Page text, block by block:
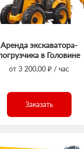
Аренда экскаватора-
в Головине
от 3 200,00 ₽ / час
Заказать